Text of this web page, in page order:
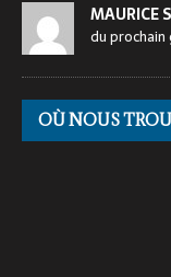
MAURICE
du
OÙ NOUS